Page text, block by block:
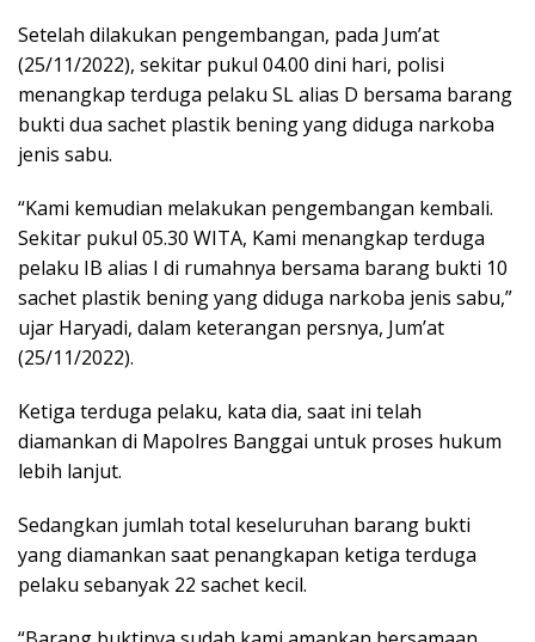
Setelah dilakukan pengembangan, pada Jum’at
(25/11/2022), sekitar pukul 04.00 dini hari, polisi
menangkap terduga pelaku SL alias D bersama barang
bukti dua sachet plastik bening yang diduga narkoba
jenis sabu.
“Kami kemudian melakukan pengembangan kembali.
Sekitar pukul 05.30 WITA, Kami menangkap terduga
pelaku IB alias I di rumahnya bersama barang bukti 10
sachet plastik bening yang diduga narkoba jenis sabu,”
ujar Haryadi, dalam keterangan persnya, Jum’at
(25/11/2022).
Ketiga terduga pelaku, kata dia, saat ini telah
diamankan di Mapolres Banggai untuk proses hukum
lebih lanjut.
Sedangkan jumlah total keseluruhan barang bukti
yang diamankan saat penangkapan ketiga terduga
pelaku sebanyak 22 sachet kecil.